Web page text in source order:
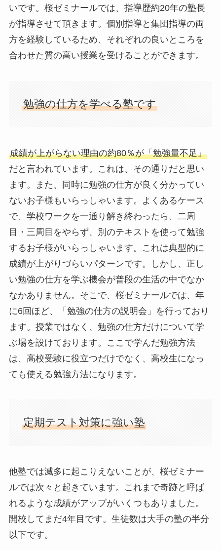
いです。桜ゼミナールでは、指導歴約20年の塾長
が指導させて頂きます。個別指導と集団指導の両
方を経験しているため、それぞれの良いところを
合わせた質の高い授業を受けることができます。
勉強の仕方を学べる塾です
成績が上がらない理由の約80％が「勉強量不足」
だと言われています。これは、その通りだと思い
ます。また、同時に勉強の仕方が良く分かってい
ないお子様もいらっしゃいます。よくあるケース
で、学校ワークを一通り解き終わったら、二周
目・三周目をやらず、別のテキストを使って勉強
するお子様がいらっしゃいます。これは典型的に
成績が上がりづらいパターンです。しかし、正し
い勉強の仕方を学ぶ機会が普段の生活の中でなか
なかありません。そこで、桜ゼミナールでは、年
に6回ほど、「勉強の仕方の説明会」を行っており
ます。授業ではなく、勉強の仕方だけについて学
ぶ場を設けております。ここで学んだ勉強方法
は、高校受験に役立つだけでなく、高校生になっ
ても使える勉強方法になります。
定期テスト対策に強い塾
他塾では滅多に起こりえないことが、桜ゼミナー
ルでは次々と起きています。これまで奇跡と呼ば
れるような成績がアップがいくつもありました。
開校してまだ4年目です。生徒数は大手の塾の半分
以下です。